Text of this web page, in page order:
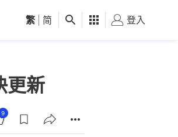
觀點 健康 好食玩飛
繁 简 登入
更新
9